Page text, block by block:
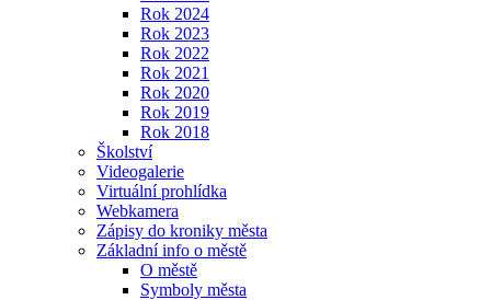
Rok 2024
Rok 2023
Rok 2022
Rok 2021
Rok 2020
Rok 2019
Rok 2018
Školství
Videogalerie
Virtuální prohlídka
Webkamera
Zápisy do kroniky města
Základní info o městě
O městě
Symboly města